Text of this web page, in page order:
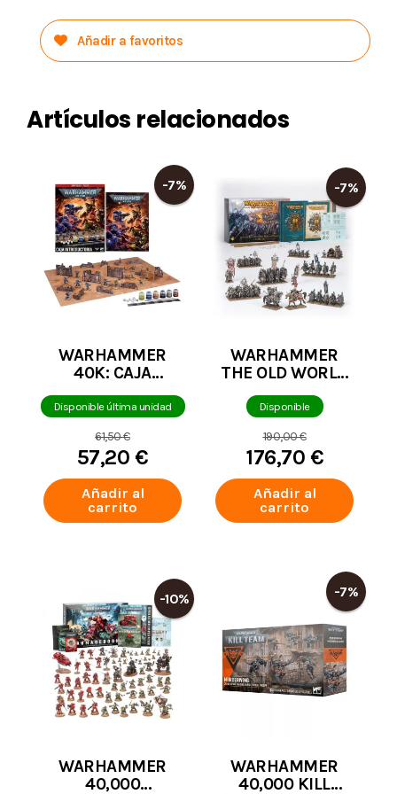
Añadir a favoritos
Artículos relacionados
-7%
WARHAMMER
40K: CAJA
INTRODUCTORIA
ESPAÑOL
Disponible última unidad
61,50 €
57,20 €
Añadir al
carrito
-7%
WARHAMMER
THE OLD WORLD
CORE SET INGLES
Disponible
190,00 €
176,70 €
Añadir al
carrito
-10%
WARHAMMER
40,000
-7%
WARHAMMER
40,000 KILL